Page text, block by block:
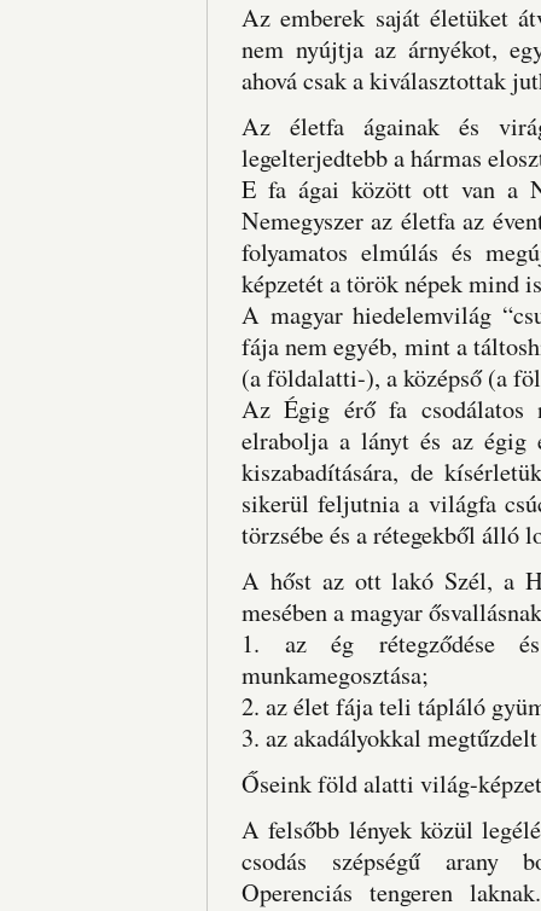
Az emberek saját életüket
nem nyújtja az árnyékot,
ahová csak a kiválasztottak
Az életfa ágainak és
legelterjedtebb a hármas
E fa ágai között ott van a
Nemegyszer az életfa az
folyamatos elmúlás és
képzetét a török népek mind
A magyar hiedelemvilág
fája nem egyéb, mint a
(a földalatti-), a középső (a
Az Égig érő fa csodálatos
elrabolja a lányt és az
kiszabadítására, de
sikerül feljutnia a világfa
törzsébe és a rétegekből álló
A hőst az ott lakó Szél, a
mesében a magyar
1. az ég rétegződése
munkamegosztása;
2. az élet fája teli tápláló
3. az akadályokkal
Őseink föld alatti világ-
A felsőbb lények közül
csodás szépségű arany
Operenciás tengeren